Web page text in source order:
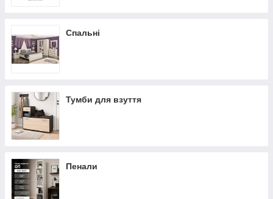
Спальні
Тумби для взуття
Пенали